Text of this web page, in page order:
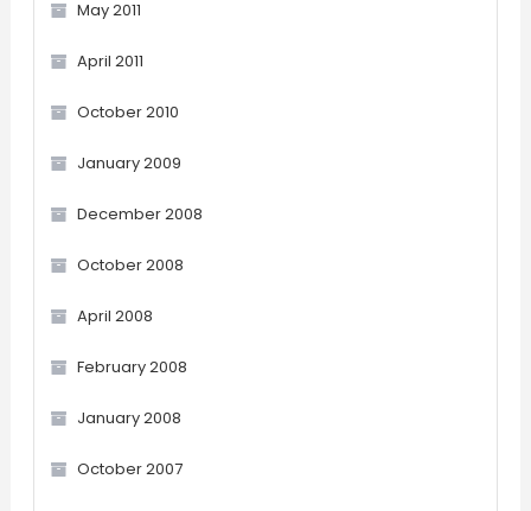
May 2011
April 2011
October 2010
January 2009
December 2008
October 2008
April 2008
February 2008
January 2008
October 2007